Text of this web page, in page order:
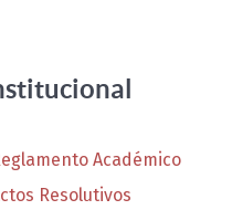
Académico
Resolutivos